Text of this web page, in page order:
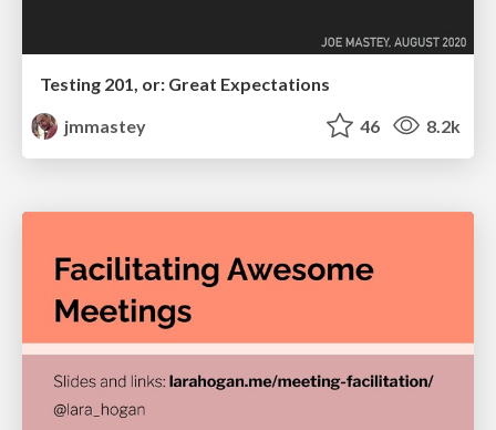
Testing 201, or: Great Expectations
jmmastey
46 8.2k